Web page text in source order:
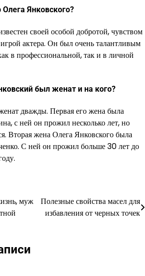
Янковского?
своей особой добротой, чувством
актера. Он был очень талантливым
в профессиональной, так и в личной
был женат и на кого?
дважды. Первая его жена была
с ней он прожил несколько лет, но
Вторая жена Олега Янковского была
С ней он прожил больше 30 лет до
муж
Полезные свойства масел для
избавления от черных точек